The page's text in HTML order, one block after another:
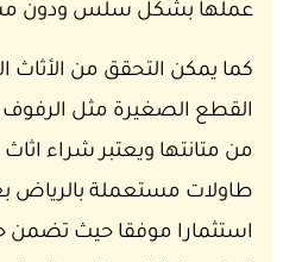
عملها بشكل سلس ودون
كما يمكن التحقق من
القطع الصغيرة مثل الرفوف
من متانتها ويعتبر شراء
طاولات مستعملة بالرياض
استثمارا موفقا حيث